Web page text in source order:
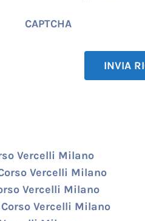
CAPTCHA
Vercelli Milano
Vercelli Milano
Vercelli Milano
Corso Vercelli Milano